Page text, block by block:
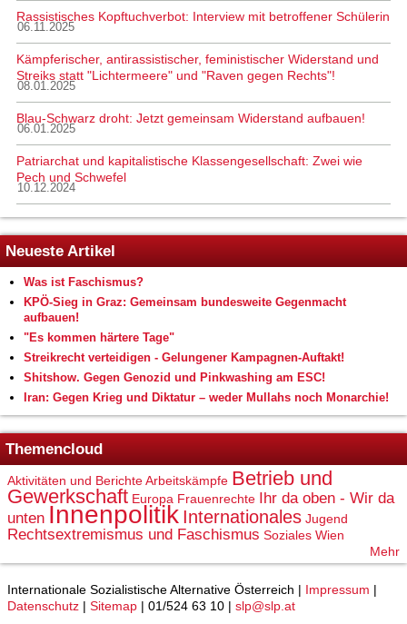
Rassistisches Kopftuchverbot: Interview mit betroffener Schülerin
06.11.2025
Kämpferischer, antirassistischer, feministischer Widerstand und
Streiks statt "Lichtermeere" und "Raven gegen Rechts"!
08.01.2025
Blau-Schwarz droht: Jetzt gemeinsam Widerstand aufbauen!
06.01.2025
Patriarchat und kapitalistische Klassengesellschaft: Zwei wie
Pech und Schwefel
10.12.2024
Neueste Artikel
Was ist Faschismus?
KPÖ-Sieg in Graz: Gemeinsam bundesweite Gegenmacht
aufbauen!
"Es kommen härtere Tage"
Streikrecht verteidigen - Gelungener Kampagnen-Auftakt!
Shitshow. Gegen Genozid und Pinkwashing am ESC!
Iran: Gegen Krieg und Diktatur – weder Mullahs noch Monarchie!
Themencloud
Aktivitäten und BerichteArbeitskämpfe Betrieb und
Gewerkschaft Europa Frauenrechte Ihr da oben - Wir da
unten Innenpolitik Internationales Jugend
Rechtsextremismus und Faschismus Soziales Wien
Mehr
Internationale Sozialistische Alternative Österreich | Impressum |
Datenschutz | Sitemap | 01/524 63 10 | slp@slp.at